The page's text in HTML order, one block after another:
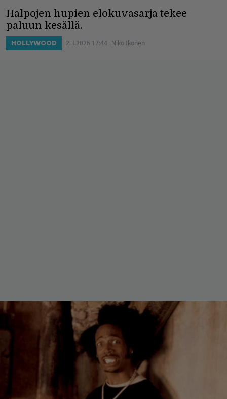
Halpojen hupien elokuvasarja tekee
paluun kesällä.
HOLLYWOOD 2.3.2026 17:44 Niko Ikonen